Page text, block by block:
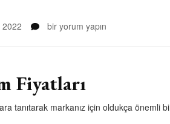
Sincan
bir yorum yapın
Fiyatları
tanıtarak markanız için oldukça önemli